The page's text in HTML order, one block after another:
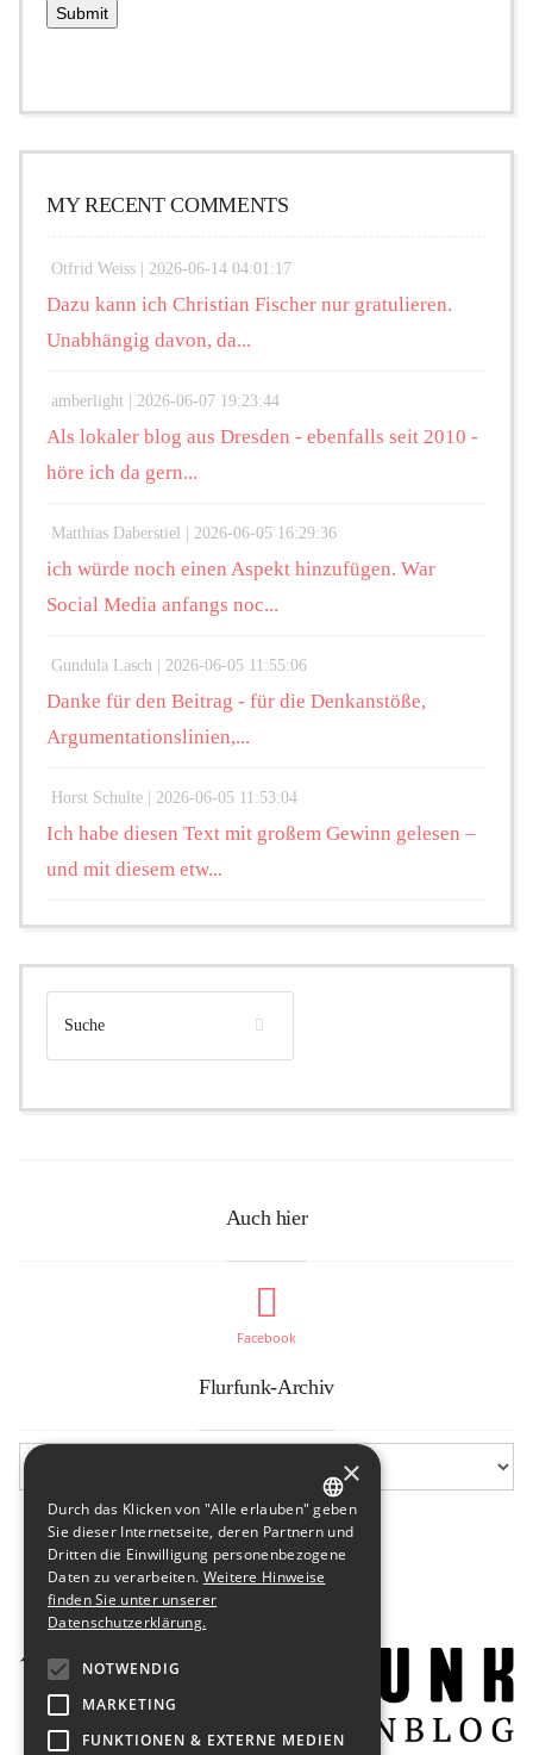
MY RECENT COMMENTS
Otfrid Weiss | 2026-06-14 04:01:17
Dazu kann ich Christian Fischer nur gratulieren.
Unabhängig davon, da...
amberlight | 2026-06-07 19:23:44
Als lokaler blog aus Dresden - ebenfalls seit 2010 -
höre ich da gern...
Matthias Daberstiel | 2026-06-05 16:29:36
ich würde noch einen Aspekt hinzufügen. War
Social Media anfangs noc...
Gundula Lasch | 2026-06-05 11:55:06
Danke für den Beitrag - für die Denkanstöße,
Argumentationslinien,...
Horst Schulte | 2026-06-05 11:53:04
Ich habe diesen Text mit großem Gewinn gelesen –
und mit diesem etw...
Auch hier
Facebook
Flurfunk-Archiv
GERMAN
ENGLISH
×
Durch das Klicken von "Alle erlauben" geben
Sie dieser Internetseite, deren Partnern und
Dritten die Einwilligung personenbezogene
Daten zu verarbeiten. Weitere Hinweise
finden Sie unter unserer
Datenschutzerklärung.
NOTWENDIG
MARKETING
FUNKTIONEN & EXTERNE MEDIEN